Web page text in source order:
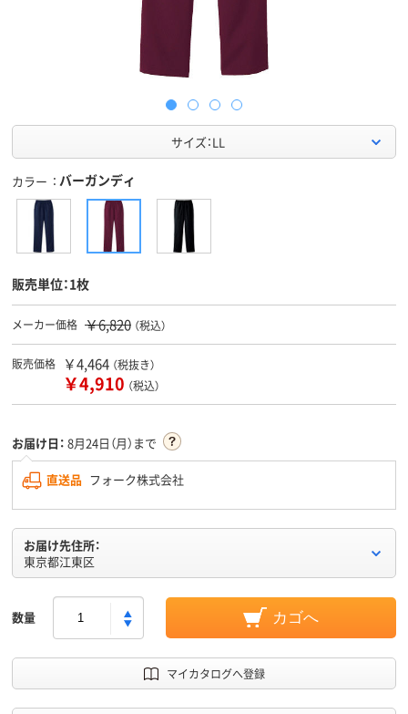
サイズ：LL
カラー バーガンディ
販売単位：1枚
メーカー価格 ￥6,820 （税込）
販売価格 ￥4,464 （税抜き）
￥4,910 （税込）
お届け日： 8月24日（月）まで
直送品 フォーク株式会社
お届け先住所：
東京都江東区
数量 カゴへ
マイカタログへ登録